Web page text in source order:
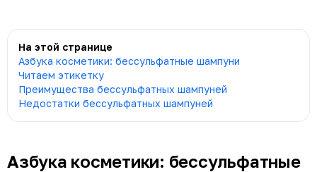
На этой странице
Азбука косметики: бессульфатные шампуни
Читаем этикетку
Преимущества бессульфатных шампуней
Недостатки бессульфатных шампуней
Азбука косметики: бессульфатные